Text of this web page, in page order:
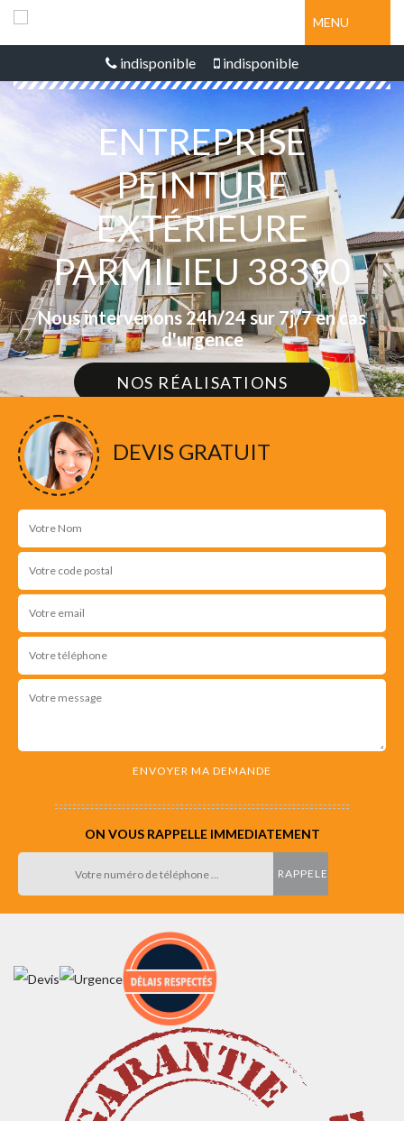
MENU
indisponible indisponible
ENTREPRISE
PEINTURE
EXTÉRIEURE
PARMILIEU 38390
Nous intervenons 24h/24 sur 7j/7 en cas
d'urgence
NOS RÉALISATIONS
DEVIS GRATUIT
ON VOUS RAPPELLE IMMEDIATEMENT